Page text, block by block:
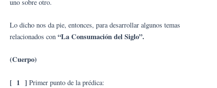
uno sobre otro.
Lo dicho nos da pie, entonces, para desarrollar algunos temas
relacionados con “La Consumación del Siglo”.
(Cuerpo)
[ 1 ] Primer punto de la prédica: